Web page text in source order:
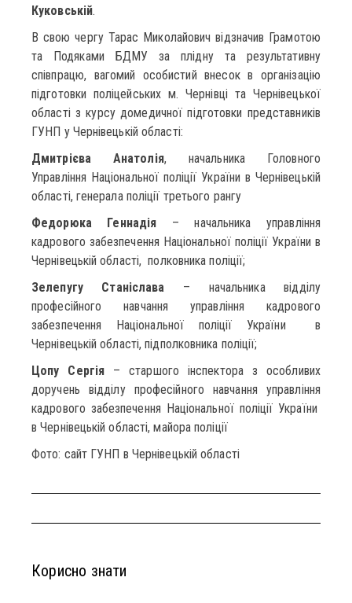
Куковській.
В свою чергу Тарас Миколайович відзначив Грамотою
та Подяками БДМУ за плідну та результативну
співпрацю, вагомий особистий внесок в організацію
підготовки поліцейських м. Чернівці та Чернівецької
області з курсу домедичної підготовки представників
ГУНП у Чернівецькій області:
Дмитрієва Анатолія, начальника Головного
Управління Національної поліції України в Чернівецькій
області, генерала поліції третього рангу
Федорюка Геннадія – начальника управління
кадрового забезпечення Національної поліції України в
Чернівецькій області, полковника поліції;
Зелепугу Станіслава – начальника відділу
професійного навчання управління кадрового
забезпечення Національної поліції України в
Чернівецькій області, підполковника поліції;
Цопу Сергія – старшого інспектора з особливих
доручень відділу професійного навчання управління
кадрового забезпечення Національної поліції України
в Чернівецькій області, майора поліції
Фото: сайт ГУНП в Чернівецькій області
Корисно знати